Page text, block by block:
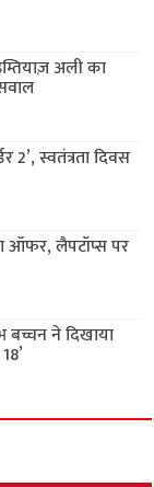
अली का
2’, स्वतंत्रता दिवस
ऑफर, लैपटॉप्स पर
बच्चन ने दिखाया